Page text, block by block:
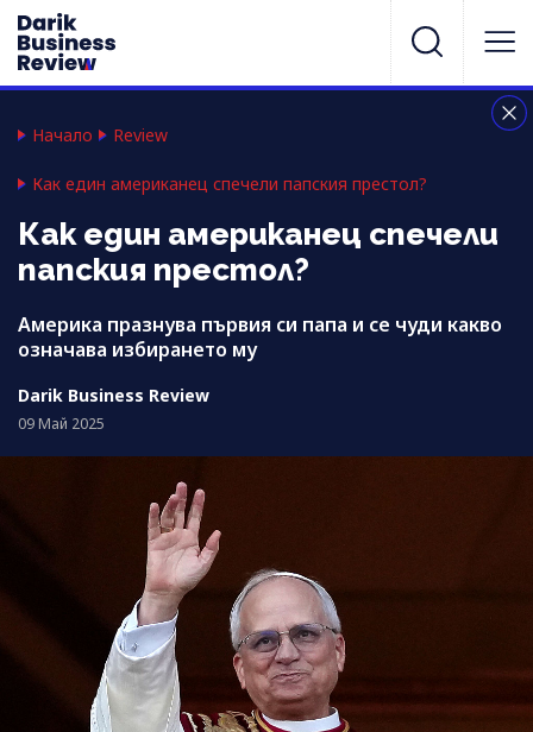
Начало Review
Как един американец спечели папския престол?
Как един американец спечели
папския престол?
Америка празнува първия си папа и се чуди какво
означава избирането му
Darik Business Review
09 Май 2025